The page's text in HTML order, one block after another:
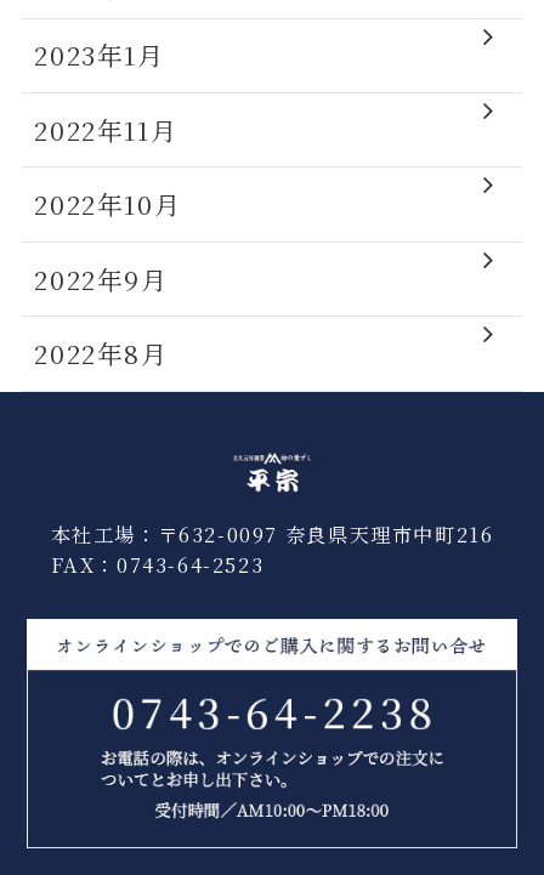
2023年1月
2022年11月
2022年10月
2022年9月
2022年8月
本社工場：〒632-0097 奈良県天理市中町216
FAX：0743-64-2523